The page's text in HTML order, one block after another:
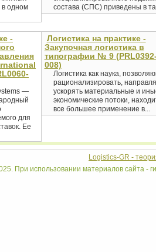
в одном
состава (СПС) приведены в
-
—
для
Ее
Логистика на практике -
Закупочная логистика в
типографии № 9
008)
Логистика как наука,
рационализировать,
ускорять материальные и
экономические потоки,
все большее применение в...
Logistics-GR -
При использовании материалов сайта -